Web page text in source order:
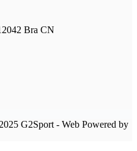
Bra CN
G2Sport - Web Powered by